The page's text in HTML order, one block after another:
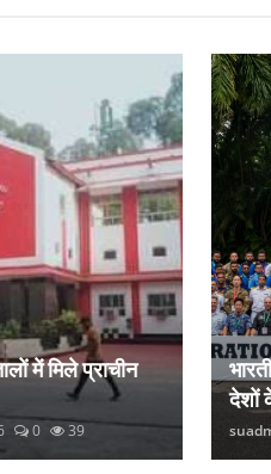
में मिले प्राचीन
0 39
देशों